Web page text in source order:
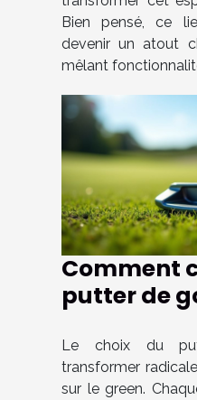
Bien pensé, ce
devenir un atout
mêlant
Comment
putter de
Le choix du
transformer
sur le green.